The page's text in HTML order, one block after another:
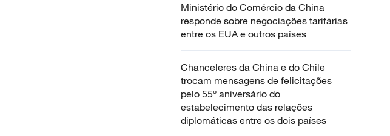
Ministério do Comércio da China
responde sobre negociações tarifárias
entre os EUA e outros países
Chanceleres da China e do Chile
trocam mensagens de felicitações
pelo 55º aniversário do
estabelecimento das relações
diplomáticas entre os dois países